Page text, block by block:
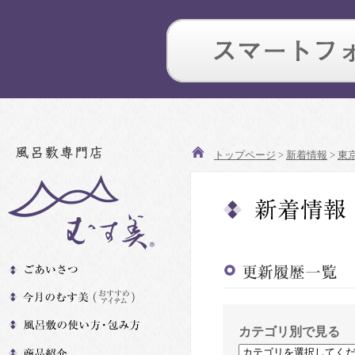
トップページ > 新着情報 > 東
カテゴリ別で見る